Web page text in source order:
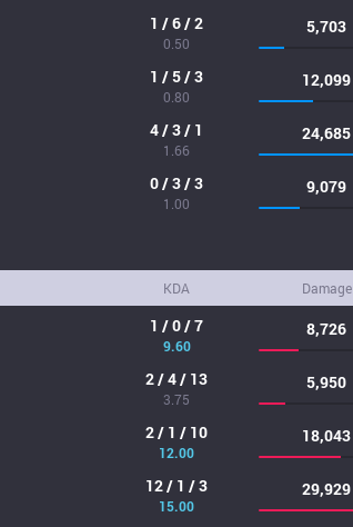
1 / 6 / 2
0.50
5,703
1 / 5 / 3
0.80
12,099
4 / 3 / 1
1.66
24,685
0 / 3 / 3
1.00
9,079
KDA Damage
1 / 0 / 7
9.60
8,726
2 / 4 / 13
3.75
5,950
2 / 1 / 10
12.00
18,043
12 / 1 / 3
15.00
29,929